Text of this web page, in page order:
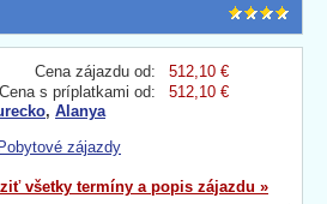
Cena zájazdu od:
512,10 €
Cena s príplatkami od:
512,10 €
, Alanya
Pobytové zájazdy
všetky termíny a popis zájazdu »